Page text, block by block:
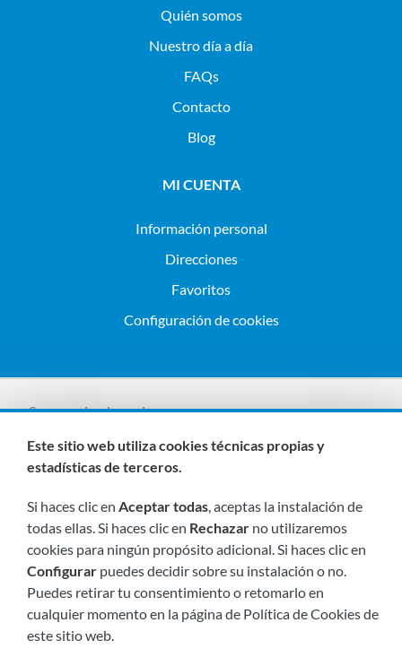
Quién somos
Nuestro día a día
FAQs
Contacto
Blog
MI CUENTA
Información personal
Direcciones
Favoritos
Configuración de cookies
Somos miembros de:
Visítanos próximamente en:
Este sitio web utiliza cookies técnicas propias y
estadísticas de terceros.
Si haces clic en Aceptar todas, aceptas la instalación de
todas ellas. Si haces clic en Rechazar no utilizaremos
cookies para ningún propósito adicional. Si haces clic en
Configurar puedes decidir sobre su instalación o no.
Puedes retirar tu consentimiento o retomarlo en
cualquier momento en la página de Política de Cookies de
este sitio web.